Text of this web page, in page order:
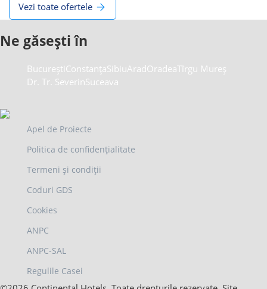
Vezi toate ofertele
Ne găsești în
București ConstanțaSibiuAradOradeaTîrgu Mureș
Dr. Tr. SeverinSuceava
Apel de Proiecte
Politica de confidențialitate
Termeni și condiții
Coduri GDS
Cookies
ANPC
ANPC-SAL
Regulile Casei